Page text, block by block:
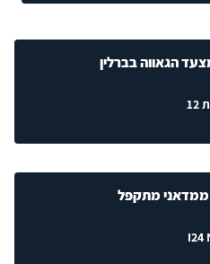
הגאווה בברלין
ממדאני מתקפל